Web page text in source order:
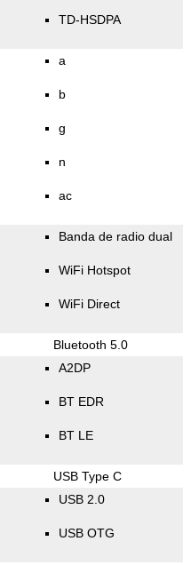
TD-HSDPA
a
b
g
n
ac
Banda de radio dual
WiFi Hotspot
WiFi Direct
Bluetooth 5.0
A2DP
BT EDR
BT LE
USB Type C
USB 2.0
USB OTG